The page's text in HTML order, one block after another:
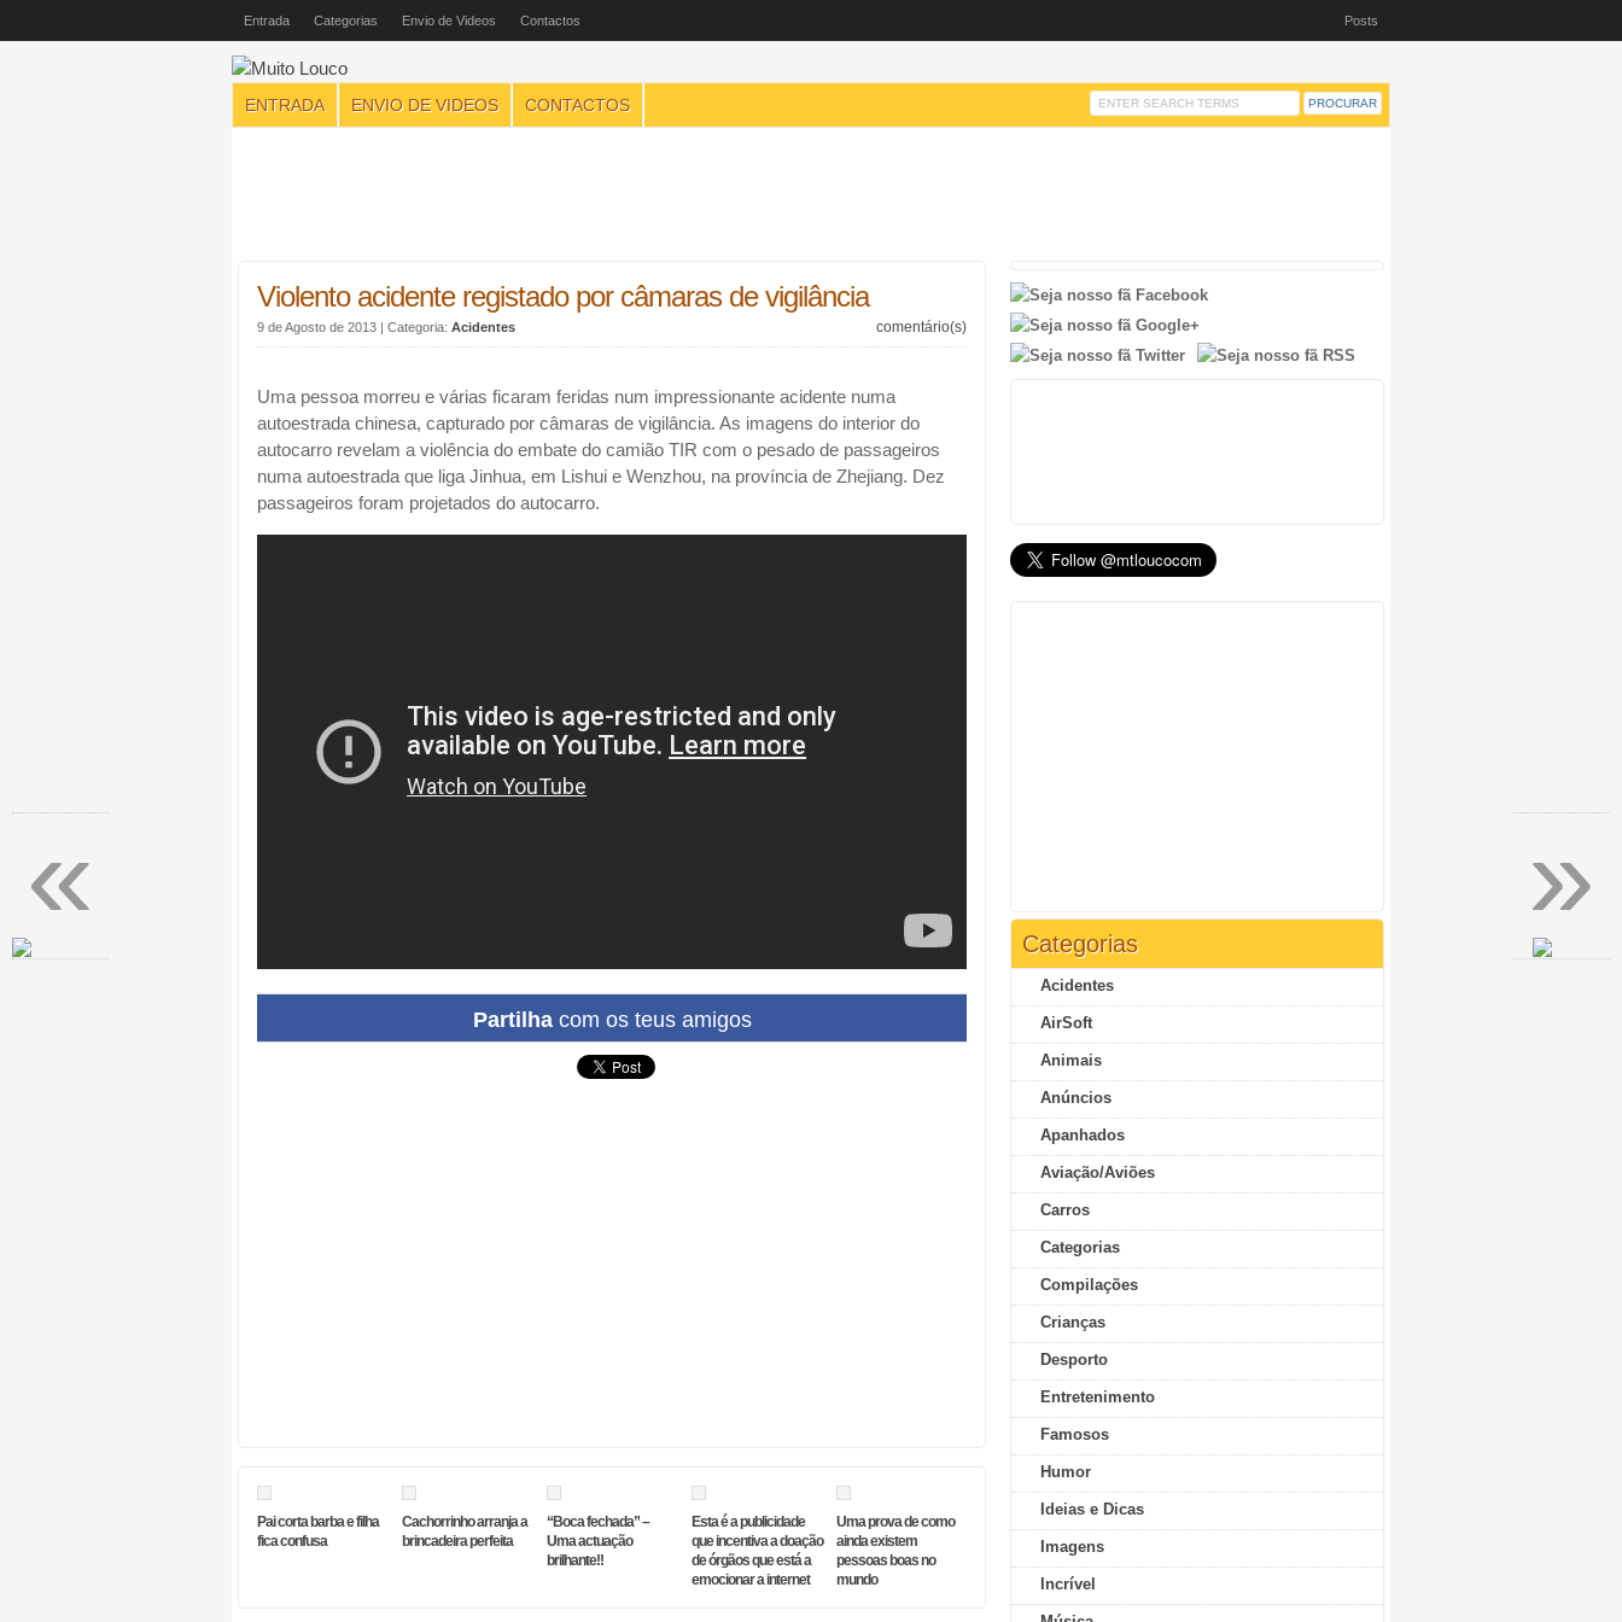
Entrada Categorias Envio de Videos Contactos Posts
ENTRADA ENVIO DE VIDEOS CONTACTOS
Violento acidente registado por câmaras de vigilância
9 de Agosto de 2013 | Categoria: Acidentes comentário(s)
Uma pessoa morreu e várias ficaram feridas num impressionante acidente numa
autoestrada chinesa, capturado por câmaras de vigilância. As imagens do interior do
autocarro revelam a violência do embate do camião TIR com o pesado de passageiros
numa autoestrada que liga Jinhua, em Lishui e Wenzhou, na província de Zhejiang. Dez
passageiros foram projetados do autocarro.
Partilhacom os teus amigos
Pai corta barba e filha
fica confusa
Cachorrinho arranja a
brincadeira perfeita
“Boca fechada” –
Uma actuação
brilhante!!
Esta é a publicidade
que incentiva a doação
de órgãos que está a
emocionar a internet
Uma prova de como
ainda existem
pessoas boas no
mundo
Categorias
Acidentes
AirSoft
Animais
Anúncios
Apanhados
Aviação/Aviões
Carros
Categorias
Compilações
Crianças
Desporto
Entretenimento
Famosos
Humor
Ideias e Dicas
Imagens
Incrível
»
«